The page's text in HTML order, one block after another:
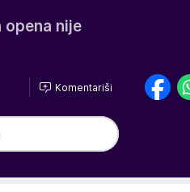
opena nije
Komentariši